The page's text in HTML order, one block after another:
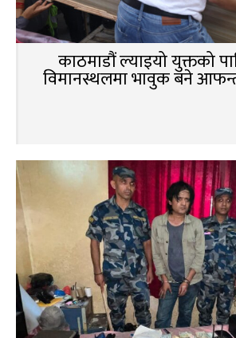
काठमाडौं ल्याइयो युक्तको
विमानस्थलमा भावुक बने